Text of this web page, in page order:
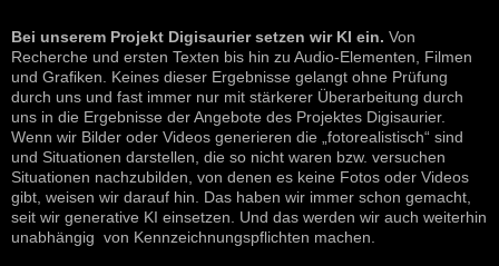
Bei unserem Projekt Digisaurier setzen wir KI ein. Von
Recherche und ersten Texten bis hin zu Audio-Elementen, Filmen
und Grafiken. Keines dieser Ergebnisse gelangt ohne Prüfung
durch uns und fast immer nur mit stärkerer Überarbeitung durch
uns in die Ergebnisse der Angebote des Projektes Digisaurier.
Wenn wir Bilder oder Videos generieren die „fotorealistisch“ sind
und Situationen darstellen, die so nicht waren bzw. versuchen
Situationen nachzubilden, von denen es keine Fotos oder Videos
gibt, weisen wir darauf hin. Das haben wir immer schon gemacht,
seit wir generative KI einsetzen. Und das werden wir auch weiterhin
unabhängig von Kennzeichnungspflichten machen.